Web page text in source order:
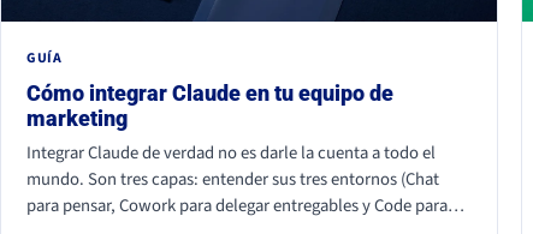
GUÍA
Cómo integrar Claude en tu equipo de
marketing
Integrar Claude de verdad no es darle la cuenta a todo el
mundo. Son tres capas: entender sus tres entornos (Chat
para pensar, Cowork para delegar entregables y Code para